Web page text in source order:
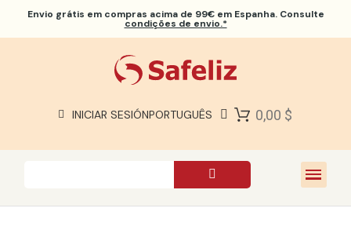
Envio grátis em compras acima de 99€ em Espanha. Consulte
condições de envio.*
INICIAR SESIÓNPORTUGUÊS 0,00 $
SOBRE NÓS